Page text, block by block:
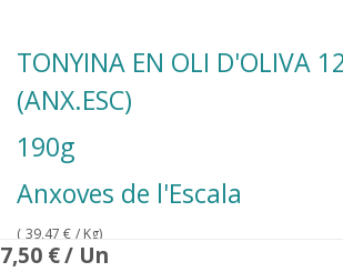
TONYINA EN OLI D'OLIVA
(ANX.ESC)
190g
Anxoves de l'Escala
( 39,47 € / Kg)
7,50 €/ Un